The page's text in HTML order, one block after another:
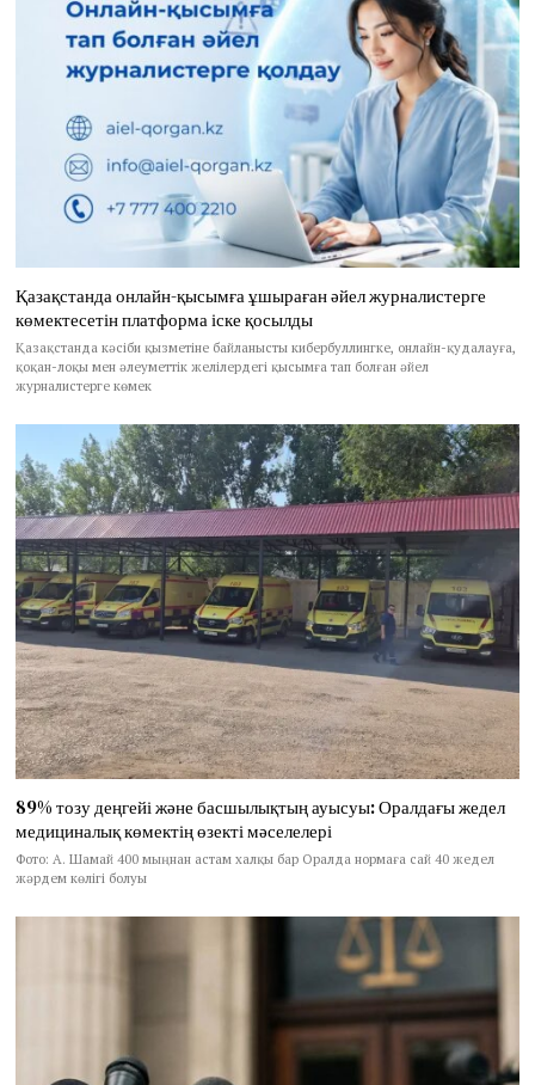
Қазақстанда онлайн-қысымға ұшыраған әйел журналистерге
көмектесетін платформа іске қосылды
Қазақстанда кәсіби қызметіне байланысты кибербуллингке, онлайн-қудалауға,
қоқан-лоқы мен әлеуметтік желілердегі қысымға тап болған әйел
журналистерге көмек
89% тозу деңгейі және басшылықтың ауысуы: Оралдағы жедел
медициналық көмектің өзекті мәселелері
Фото: А. Шамай 400 мыңнан астам халқы бар Оралда нормаға сай 40 жедел
жәрдем көлігі болуы